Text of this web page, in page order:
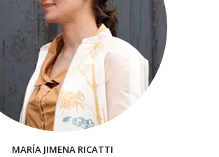
MARÍA JIMENA RICATTI